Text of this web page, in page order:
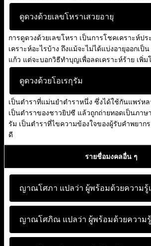
ดูดวงด้วยเลขโหราเสวยอายุ
การดูดวงด้วยเลขโหรา เป็นการโชคเคราะห์ป
เคราะห์อะไรบ้าง ถึงแม้จะไม่ได้แบ่งอายุออกเป็
แก้ว แต่จะบอกวิธีทำบุญเพื่อลดเคราะห์ร้าย เพิ่
ดูดวงด้วยโอเรกุรัม
เป็นตำราที่แม่นยำตำราหนึ่ง ซึ่งได้ใช้กันแพร่หล
เป็นตำราของชาวยิปซี แล้วถูกถ่ายทอดเป็นภาษ
รัม เป็นตำราที่ไขความข้องใจของผู้รับคำพยาก
ดี
รายชื่อมงคลอื่น ๆ
ญาณโศภา แปลว่า ผู้พร้อมด้วยความรู้
ญาณโศภิณ แปลว่า ผู้พร้อมด้วยความ